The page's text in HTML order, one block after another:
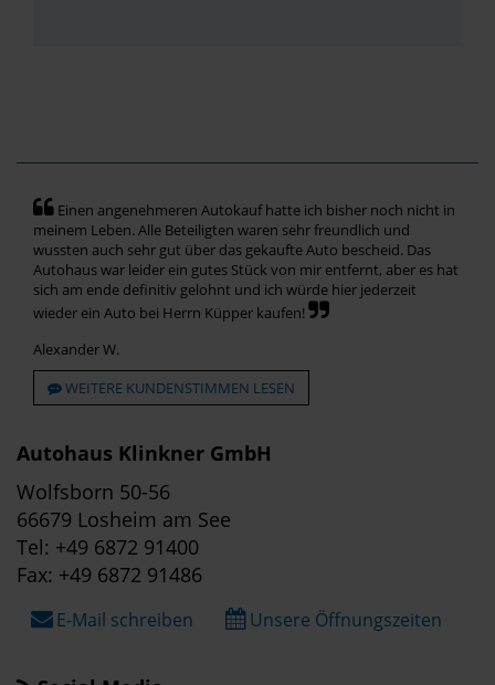
Einen angenehmeren Autokauf hatte ich bisher noch nicht in
meinem Leben. Alle Beteiligten waren sehr freundlich und
wussten auch sehr gut über das gekaufte Auto bescheid. Das
Autohaus war leider ein gutes Stück von mir entfernt, aber es hat
sich am ende definitiv gelohnt und ich würde hier jederzeit
wieder ein Auto bei Herrn Küpper kaufen!
Alexander W.
WEITERE KUNDENSTIMMEN LESEN
Autohaus Klinkner GmbH
Wolfsborn 50-56
66679 Losheim am See
Tel: +49 6872 91400
Fax: +49 6872 91486
E-Mail schreiben Unsere Öffnungszeiten